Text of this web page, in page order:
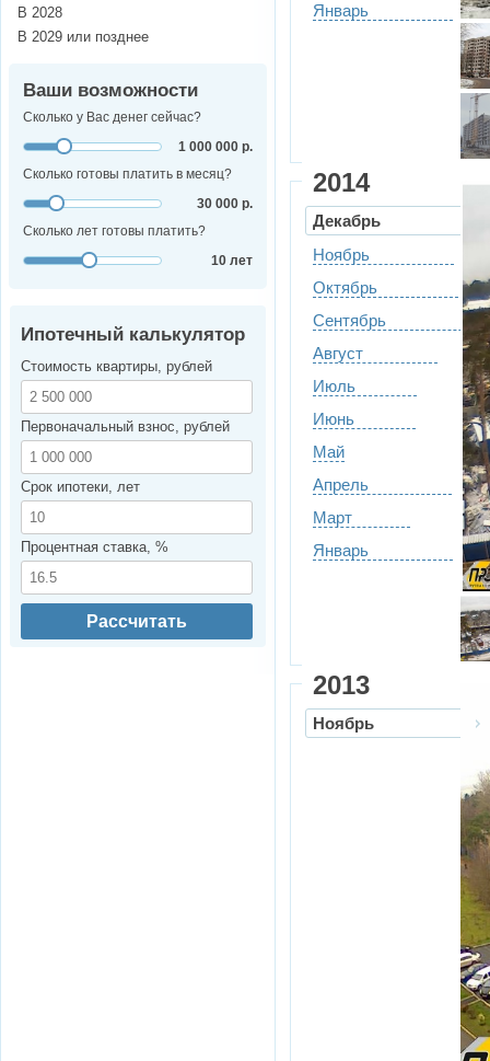
Январь
2014
Декабрь
Ноябрь
Октябрь
Сентябрь
Август
Июль
Июнь
Май
Апрель
Март
Январь
2013
Ноябрь
В 2028
В 2029 или позднее
Ваши возможности
Сколько у Вас денег сейчас?
1 000 000 р.
Сколько готовы платить в месяц?
30 000 р.
Сколько лет готовы платить?
10 лет
Ипотечный калькулятор
Стоимость квартиры, рублей
Первоначальный взнос, рублей
Срок ипотеки, лет
Процентная ставка, %
Рассчитать